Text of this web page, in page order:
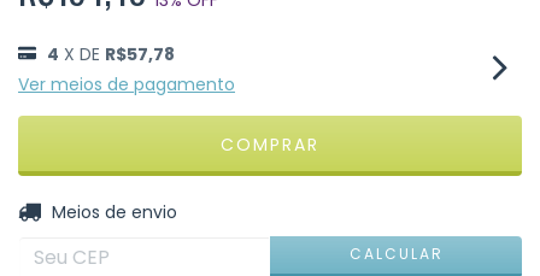
4 X DE R$57,78
Ver meios de pagamento
Entregas para o CEP:
Meios de envio
CALCULAR